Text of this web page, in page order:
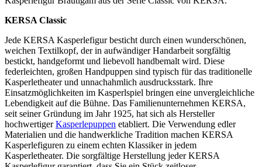
KERSA Classic
Jede KERSA Kasperlefigur besticht durch einen wunderschönen,
weichen Textilkopf, der in aufwändiger Handarbeit sorgfältig
bestickt, handgeformt und liebevoll handbemalt wird. Diese
federleichten, großen Handpuppen sind typisch für das traditionelle
Kasperletheater und unnachahmlich ausdrucksstark. Ihre
Einsatzmöglichkeiten im Kasperlspiel bringen eine unvergleichliche
Lebendigkeit auf die Bühne. Das Familienunternehmen KERSA,
seit seiner Gründung im Jahr 1925, hat sich als Hersteller
hochwertigerKasperlepuppen etabliert. Die Verwendung edler
Materialien und die handwerkliche Tradition machen KERSA
Kasperlefiguren zu einem echten Klassiker in jedem
Kasperletheater. Die sorgfältige Herstellung jeder KERSA